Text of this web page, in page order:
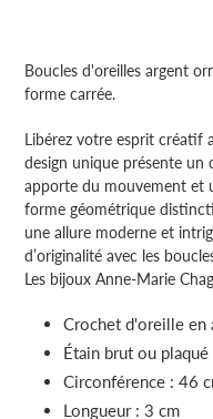
produit
à
votre
panier
Boucles d'oreilles argent
forme carrée.
Libérez votre esprit créatif
design unique présente
apporte du mouvement et
forme géométrique
une allure moderne et
d’originalité avec les
Les bijoux Anne-Marie
Crochet d'oreille en
Étain brut ou
Circonférence : 46
Longueur : 3 cm